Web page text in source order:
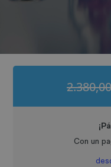
2.380,00